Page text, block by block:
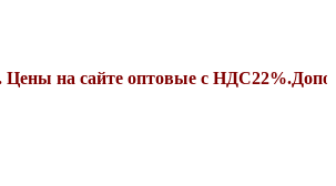
сайте оптовые с